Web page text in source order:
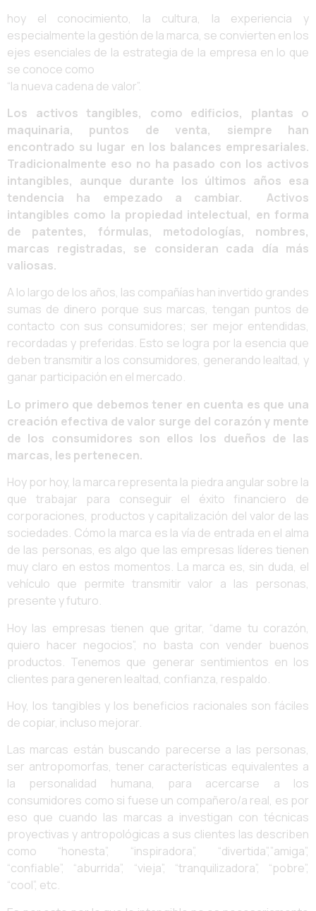
hoy el conocimiento, la cultura, la experiencia y
especialmente la gestión de la marca, se convierten en los
ejes esenciales de la estrategia de la empresa en lo que
se conoce como
“la nueva cadena de valor”.
Los activos tangibles, como edificios, plantas o
maquinaria, puntos de venta, siempre han
encontrado su lugar en los balances empresariales.
Tradicionalmente eso no ha pasado con los activos
intangibles, aunque durante los últimos años esa
tendencia ha empezado a cambiar. Activos
intangibles como la propiedad intelectual, en forma
de patentes, fórmulas, metodologías, nombres,
marcas registradas, se consideran cada día más
valiosas.
A lo largo de los años, las compañías han invertido grandes
sumas de dinero porque sus marcas, tengan puntos de
contacto con sus consumidores; ser mejor entendidas,
recordadas y preferidas. Esto se logra por la esencia que
deben transmitir a los consumidores, generando lealtad, y
ganar participación en el mercado.
Lo primero que debemos tener en cuenta es que una
creación efectiva de valor surge del corazón y mente
de los consumidores son ellos los dueños de las
marcas, les pertenecen.
Hoy por hoy, la marca representa la piedra angular sobre la
que trabajar para conseguir el éxito financiero de
corporaciones, productos y capitalización del valor de las
sociedades. Cómo la marca es la vía de entrada en el alma
de las personas, es algo que las empresas líderes tienen
muy claro en estos momentos. La marca es, sin duda, el
vehí­culo que permite transmitir valor a las personas,
presente y futuro.
Hoy las empresas tienen que gritar, “dame tu corazón,
quiero hacer negocios”, no basta con vender buenos
productos. Tenemos que generar sentimientos en los
clientes para generen lealtad, confianza, respaldo.
Hoy, los tangibles y los beneficios racionales son fáciles
de copiar, incluso mejorar.
Las marcas están buscando parecerse a las personas,
ser antropomorfas, tener características equivalentes a
la personalidad humana, para acercarse a los
consumidores como si fuese un compañero/a real, es por
eso que cuando las marcas a investigan con técnicas
proyectivas y antropológicas a sus clientes las describen
como “honesta”, “inspiradora”, “divertida”,”amiga”,
“confiable”, “aburrida”, “vieja”, “tranquilizadora”, “pobre”,
“cool”, etc.